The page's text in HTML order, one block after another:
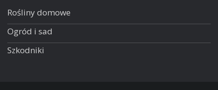
Rośliny domowe
Ogród i sad
Szkodniki